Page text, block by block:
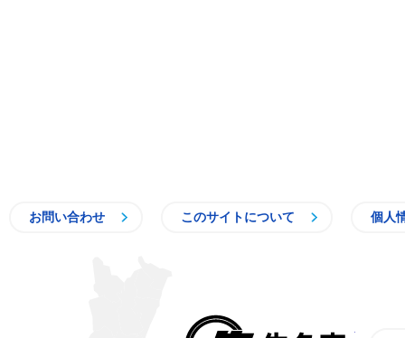
お問い合わせ このサイトについて 個人